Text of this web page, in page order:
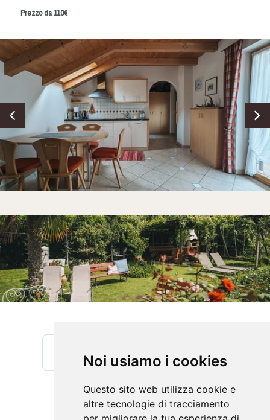
Noi usiamo i cookies
Questo sito web utilizza cookie e
altre tecnologie di tracciamento
Prezzo da 110€